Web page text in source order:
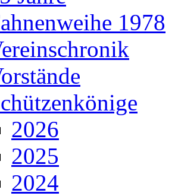
1978
2026
2025
2024